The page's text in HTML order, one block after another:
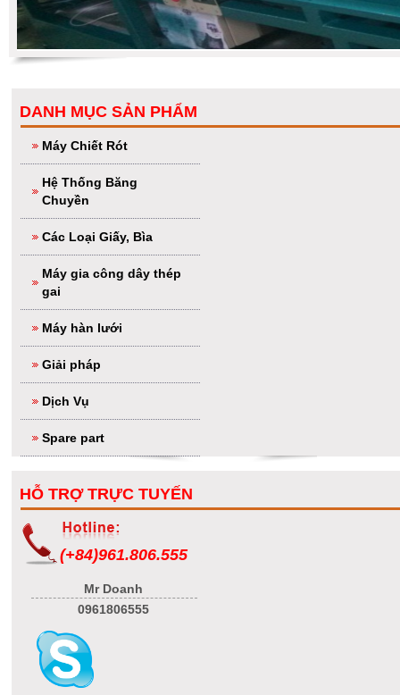
DANH MỤC SẢN PHẨM
Máy Chiết Rót
Hệ Thống Băng
Chuyền
Các Loại Giấy, Bìa
Máy gia công dây thép
gai
Máy hàn lưới
Giải pháp
Dịch Vụ
Spare part
HỖ TRỢ TRỰC TUYẾN
(+84)961.806.555
Mr Doanh
0961806555